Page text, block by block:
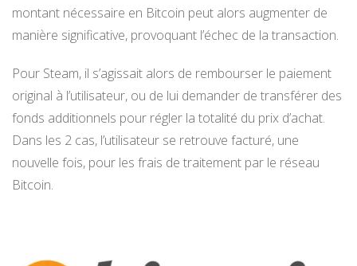
montant nécessaire en Bitcoin peut alors augmenter de
manière significative, provoquant l’échec de la transaction.
Pour Steam, il s’agissait alors de rembourser le paiement
original à l’utilisateur, ou de lui demander de transférer des
fonds additionnels pour régler la totalité du prix d’achat.
Dans les 2 cas, l’utilisateur se retrouve facturé, une
nouvelle fois, pour les frais de traitement par le réseau
Bitcoin.